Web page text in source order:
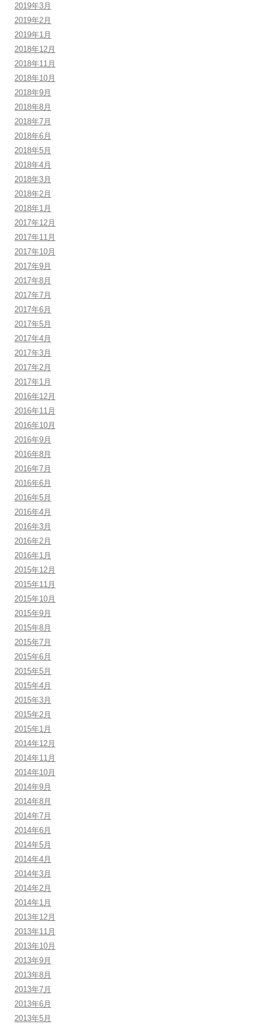
2019年3月
2019年2月
2019年1月
2018年12月
2018年11月
2018年10月
2018年9月
2018年8月
2018年7月
2018年6月
2018年5月
2018年4月
2018年3月
2018年2月
2018年1月
2017年12月
2017年11月
2017年10月
2017年9月
2017年8月
2017年7月
2017年6月
2017年5月
2017年4月
2017年3月
2017年2月
2017年1月
2016年12月
2016年11月
2016年10月
2016年9月
2016年8月
2016年7月
2016年6月
2016年5月
2016年4月
2016年3月
2016年2月
2016年1月
2015年12月
2015年11月
2015年10月
2015年9月
2015年8月
2015年7月
2015年6月
2015年5月
2015年4月
2015年3月
2015年2月
2015年1月
2014年12月
2014年11月
2014年10月
2014年9月
2014年8月
2014年7月
2014年6月
2014年5月
2014年4月
2014年3月
2014年2月
2014年1月
2013年12月
2013年11月
2013年10月
2013年9月
2013年8月
2013年7月
2013年6月
2013年5月